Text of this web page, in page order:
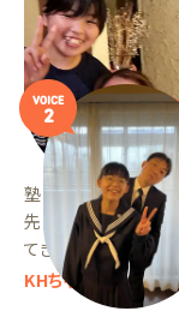
くん
VOICE
2
塾に通っていたが成
先生が良い人で満足
てきたと思います。
KHちゃん（中1）